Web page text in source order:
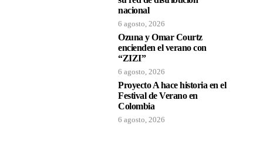
nacional
6 agosto, 2026
Ozuna y Omar Courtz
encienden el verano con
“ZIZI”
6 agosto, 2026
Proyecto A hace historia en el
Festival de Verano en
Colombia
6 agosto, 2026